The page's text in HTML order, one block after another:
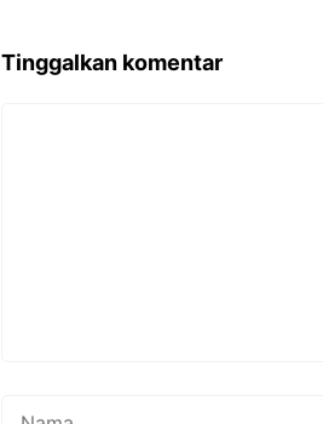
Tinggalkan komentar